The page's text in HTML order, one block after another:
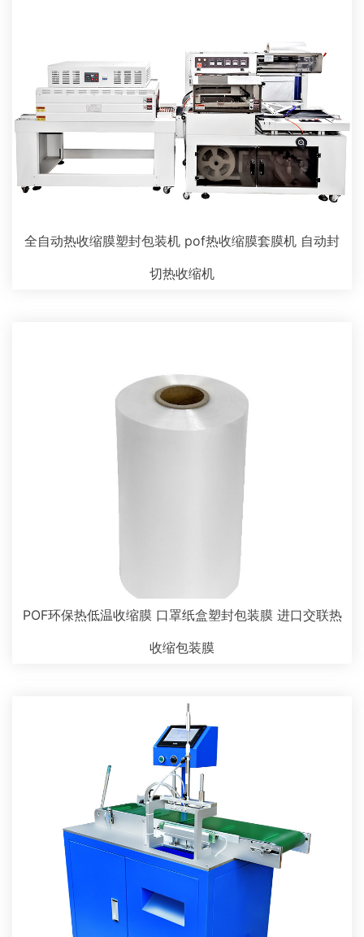
全自动热收缩膜塑封包装机 pof热收缩膜套膜机 自动封
切热收缩机
POF环保热低温收缩膜 口罩纸盒塑封包装膜 进口交联热
收缩包装膜